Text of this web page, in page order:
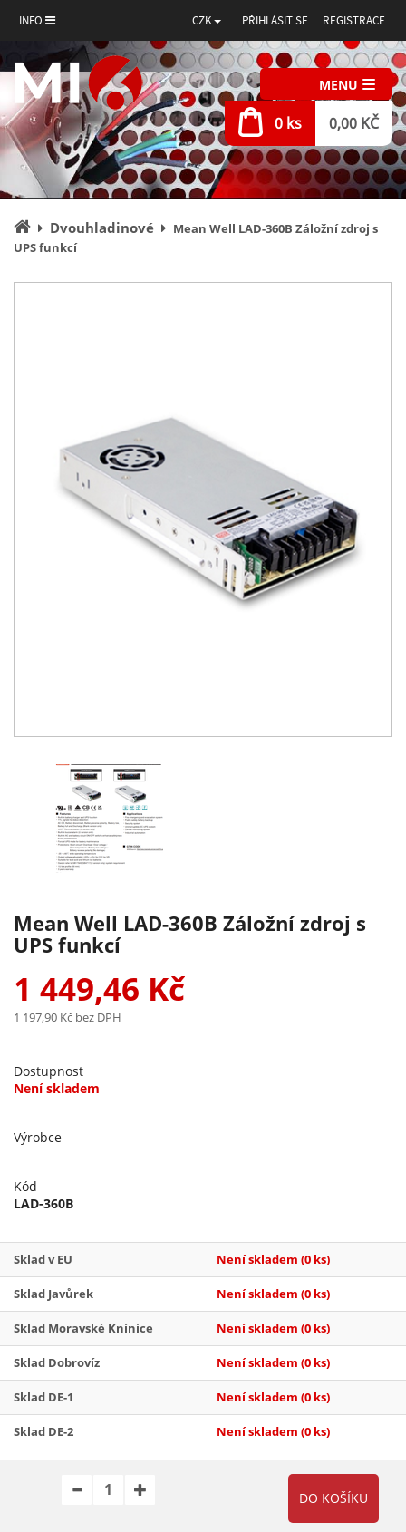
INFO CZK PŘIHLÁSIT SE REGISTRACE
MENU
0 ks 0,00 KČ
Úvodní
stránka
Dvouhladinové
Mean Well LAD-360B Záložní zdroj s
UPS funkcí
Mean Well LAD-360B Záložní zdroj s
UPS funkcí
1 449,46 Kč
1 197,90 Kč bez DPH
Dostupnost
Není skladem
Výrobce
Kód
LAD-360B
Sklad v EU Není skladem (0 ks)
Sklad Javůrek Není skladem (0 ks)
Sklad Moravské Knínice Není skladem (0 ks)
Sklad Dobrovíz Není skladem (0 ks)
Sklad DE-1 Není skladem (0 ks)
Sklad DE-2 Není skladem (0 ks)